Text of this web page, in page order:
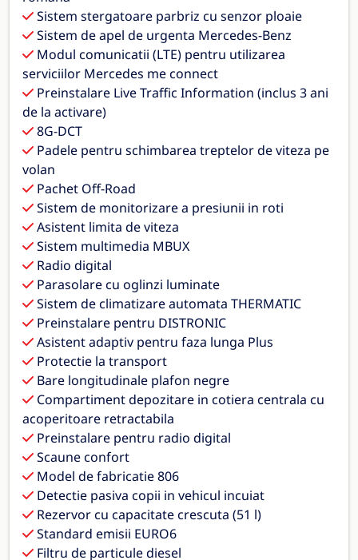
Sistem stergatoare parbriz cu senzor ploaie
Sistem de apel de urgenta Mercedes-Benz
Modul comunicatii (LTE) pentru utilizarea
serviciilor Mercedes me connect
Preinstalare Live Traffic Information (inclus 3 ani
de la activare)
8G-DCT
Padele pentru schimbarea treptelor de viteza pe
volan
Pachet Off-Road
Sistem de monitorizare a presiunii in roti
Asistent limita de viteza
Sistem multimedia MBUX
Radio digital
Parasolare cu oglinzi luminate
Sistem de climatizare automata THERMATIC
Preinstalare pentru DISTRONIC
Asistent adaptiv pentru faza lunga Plus
Protectie la transport
Bare longitudinale plafon negre
Compartiment depozitare in cotiera centrala cu
acoperitoare retractabila
Preinstalare pentru radio digital
Scaune confort
Model de fabricatie 806
Detectie pasiva copii in vehicul incuiat
Rezervor cu capacitate crescuta (51 l)
Standard emisii EURO6
Filtru de particule diesel